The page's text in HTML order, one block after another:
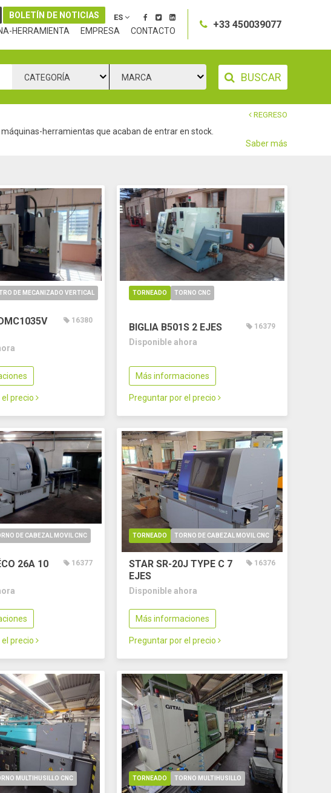
+33 450039077
BOLETÍN DE NOTICIAS ES
HERRAMIENTA EMPRESA CONTACTO
CATEGORÍA MARCA BUSCAR
REGRESO
herramientas que acaban de entrar en stock.
Saber más
DE MECANIZADO VERTICAL
16380
precio
TORNEADO TORNO CNC
BIGLIA B501S 2 EJES 16379
Disponible ahora
Más informaciones
Preguntar por el precio
DE CABEZAL MOVIL CNC
26A 10
16377
precio
TORNEADO TORNO DE CABEZAL MOVIL CNC
STAR SR-20J TYPE C 7
EJES
16376
Disponible ahora
Más informaciones
Preguntar por el precio
MULTIHUSILLO CNC TORNEADO TORNO MULTIHUSILLO